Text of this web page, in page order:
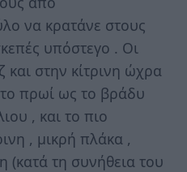
να κρατάνε στους
υπόστεγο . Οι
και στην κίτρινη ώχρα
πρωί ως το βράδυ
, και το πιο
, μικρή πλάκα ,
(κατά τη συνήθεια του